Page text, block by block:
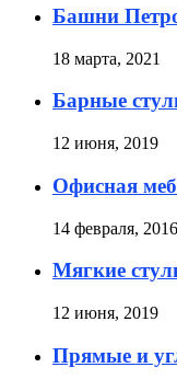
Башни
18 марта, 2021
Барные
12 июня, 2019
Офисная
14 февраля, 2016
Мягкие
12 июня, 2019
Прямые и